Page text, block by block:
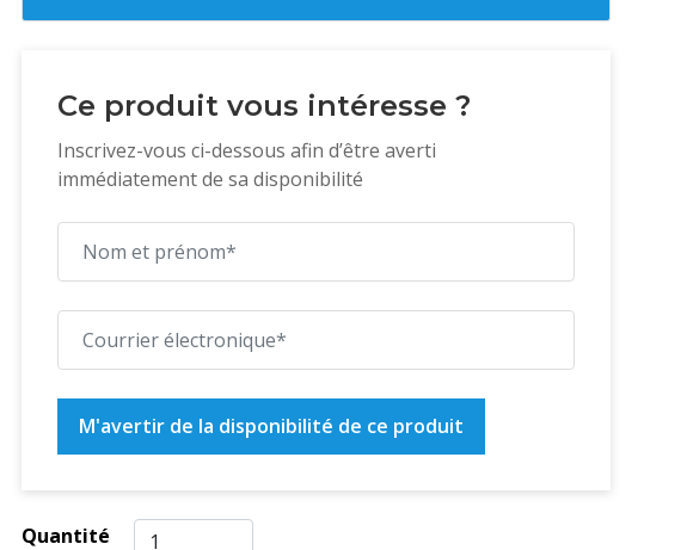
Ce produit vous intéresse ?
Inscrivez-vous ci-dessous afin d’être averti
immédiatement de sa disponibilité
M'avertir de la disponibilité de ce produit
Quantité